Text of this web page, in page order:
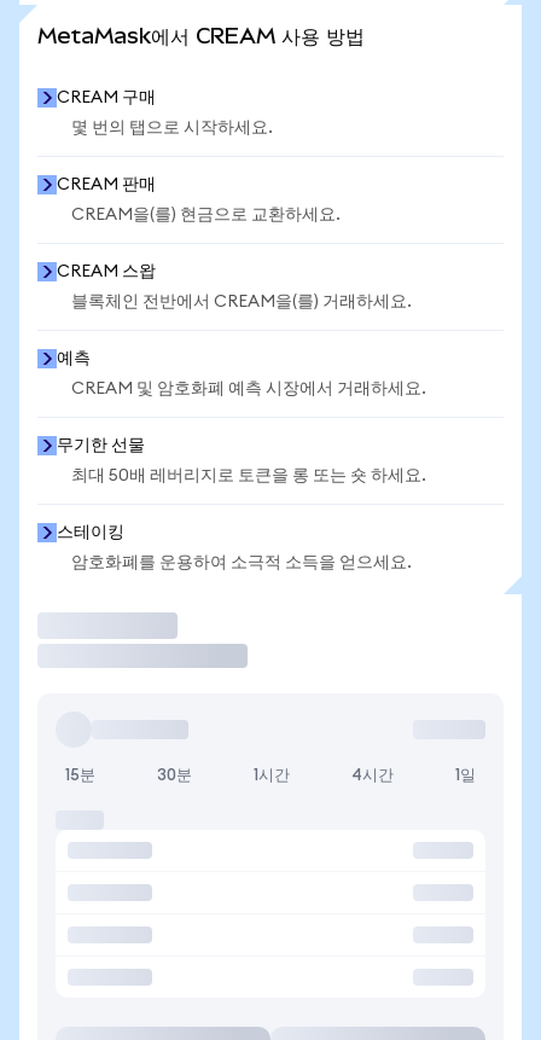
MetaMask에서 CREAM 사용 방법
CREAM 구매
몇 번의 탭으로 시작하세요.
CREAM 판매
CREAM을(를) 현금으로 교환하세요.
CREAM 스왑
블록체인 전반에서 CREAM을(를) 거래하세요.
예측
CREAM 및 암호화폐 예측 시장에서 거래하세요.
무기한 선물
최대 50배 레버리지로 토큰을 롱 또는 숏 하세요.
스테이킹
암호화폐를 운용하여 소극적 소득을 얻으세요.
15분 30분 1시간 4시간 1일